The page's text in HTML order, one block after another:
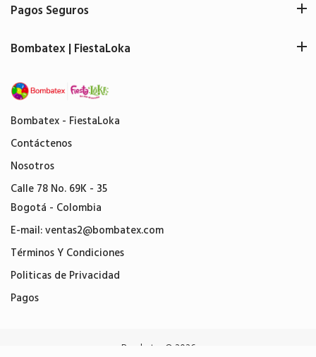
Bombatex - FiestaLoka
Contáctenos
Nosotros
Calle 78 No. 69K - 35
Bogotá - Colombia
E-mail:ventas2@bombatex.com
Términos Y Condiciones
Politicas de Privacidad
Pagos
Pagos Seguros
Bombatex | FiestaLoka
Bombatex © 2026